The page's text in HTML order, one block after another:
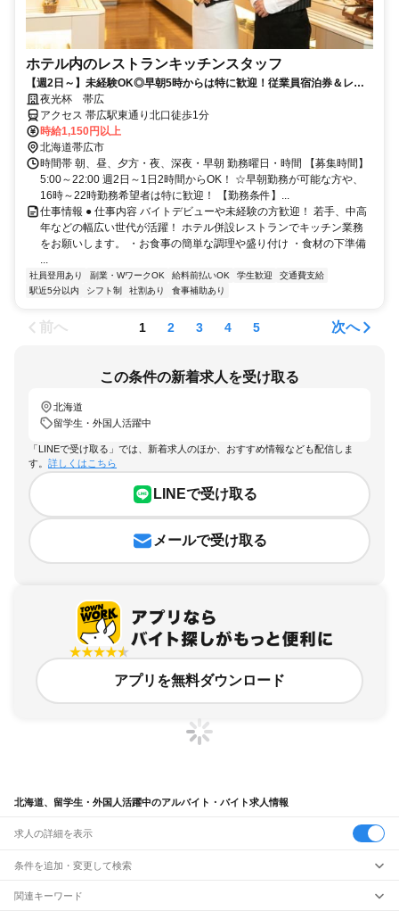
ホテル内のレストランキッチンスタッフ
【週2日～】未経験OK◎早朝5時からは特に歓迎！従業員宿泊券＆レス
トラン割引券支給あり
夜光杯 帯広
アクセス 帯広駅東通り北口徒歩1分
時給1,150円以上
北海道帯広市
時間帯 朝、昼、夕方・夜、深夜・早朝 勤務曜日・時間 【募集時間】
5:00～22:00 週2日～1日2時間からOK！ ☆早朝勤務が可能な方や、
16時～22時勤務希望者は特に歓迎！ 【勤務条件】...
仕事情報 ● 仕事内容 バイトデビューや未経験の方歓迎！ 若手、中高
年などの幅広い世代が活躍！ ホテル併設レストランでキッチン業務
をお願いします。 ・お食事の簡単な調理や盛り付け ・食材の下準備
...
社員登用あり 副業・WワークOK 給料前払いOK 学生歓迎
交通費支給
駅近5分以内
シフト制 社割あり 食事補助あり
前へ 1 2 3 4 5 次へ
この条件の新着求人を受け取る
北海道
留学生・外国人活躍中
「LINEで受け取る」では、新着求人のほか、おすすめ情報なども配信しま
す。 詳しくはこちら
LINEで受け取る
メールで受け取る
アプリを無料ダウンロード
北海道、留学生・外国人活躍中のアルバイト・バイト求人情報
求人の詳細を表示
条件を追加・変更して検索
市区町村を追加・変更
関連キーワード